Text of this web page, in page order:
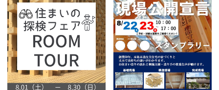
栃木
群馬
奈良
滋賀
和歌山
愛媛
鳥取
島根
広島
佐賀
熊本
大分
宮崎
※現住所のある都道府県以外の建築予定地の方でも現住所の有るお近
くの展示場又は店舗にお問合せください。移住の計画の方もご相談対
応します。お気軽にご相談ください。
茨城県
水戸
栃木県
宇都宮
小山
群馬県
群馬
伊勢崎
佐賀県
佐賀
熊本県
熊本
大分県
大分
宮崎県
宮崎
鹿児島県
鹿児島